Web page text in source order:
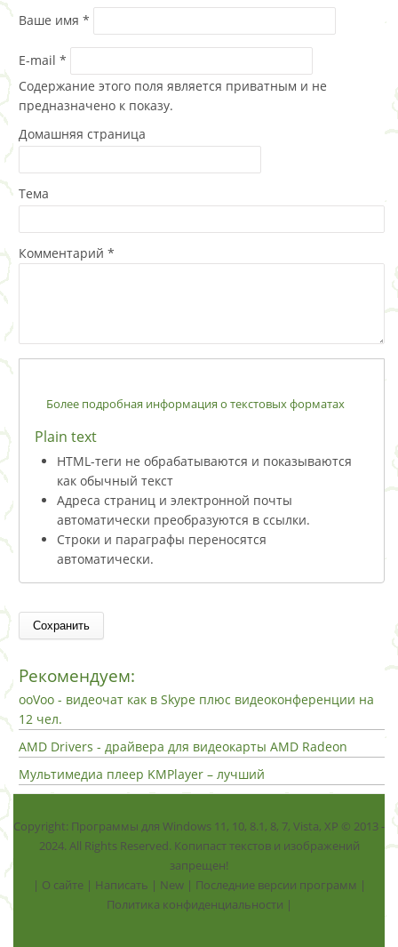
Ваше имя *
E-mail *
Содержание этого поля является приватным и не
предназначено к показу.
Домашняя страница
Тема
Комментарий *
Более подробная информация о текстовых форматах
Plain text
HTML-теги не обрабатываются и показываются
как обычный текст
Адреса страниц и электронной почты
автоматически преобразуются в ссылки.
Строки и параграфы переносятся
автоматически.
Рекомендуем:
ooVoo - видеочат как в Skype плюс видеоконференции на
12 чел.
AMD Drivers - драйвера для видеокарты AMD Radeon
Мультимедиа плеер KMPlayer – лучший
Copyright: Программы для Windows 11, 10, 8.1, 8, 7, Vista, ХР © 2013 -
2024. All Rights Reserved. Копипаст текстов и изображений
запрещен!
| О сайте| Написать | New| Последние версии программ |
Политика конфиденциальности |